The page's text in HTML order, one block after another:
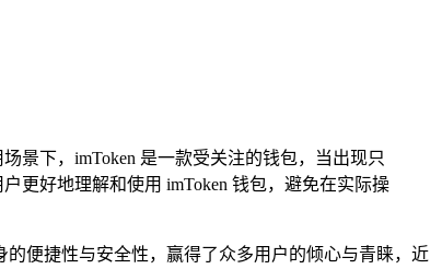
景下，imToken 是一款受关注的钱包，当出现只
更好地理解和使用 imToken 钱包，避免在实际操
的便捷性与安全性，赢得了众多用户的倾心与青睐，近